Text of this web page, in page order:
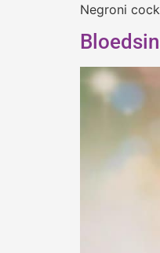
Negroni